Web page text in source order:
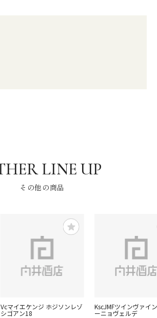
その他の商品
Vcマイエケンジ ホジソンレゾ
シゴアン18
KscJMFツインヴァイ
ーニョヴェルデ